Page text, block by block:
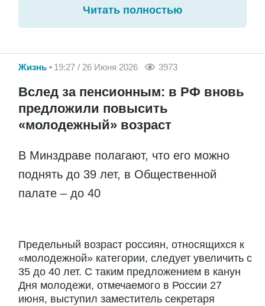
Читать полностью
Жизнь 19:27 / 26 Июня 2026 3973
Вслед за пенсионным: в РФ вновь
предложили повысить
«молодежный» возраст
В Минздраве полагают, что его можно
поднять до 39 лет, в Общественной
палате – до 40
Предельный возраст россиян, относящихся к
«молодежной» категории, следует увеличить с
35 до 40 лет. С таким предложением в канун
Дня молодежи, отмечаемого в России 27
июня, выступил заместитель секретаря